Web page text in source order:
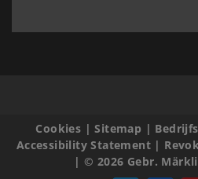
Cookies |Sitemap |
Accessibility Statement|
|© 2026 Gebr.